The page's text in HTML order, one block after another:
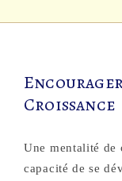
Croissance
Une mentalité de
capacité de se